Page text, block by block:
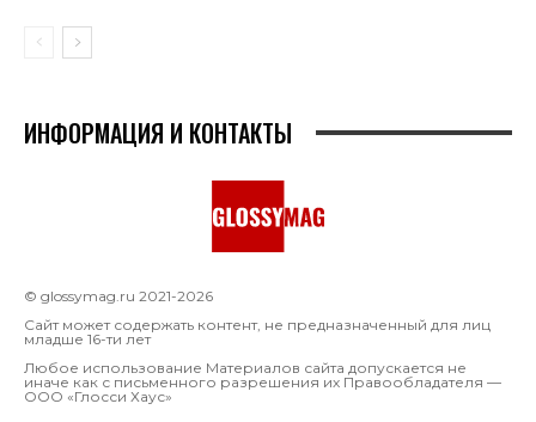
ИНФОРМАЦИЯ И КОНТАКТЫ
© glossymag.ru 2021-2026
Сайт может содержать контент, не предназначенный для лиц
младше 16-ти лет
Любое использование Материалов сайта допускается не
иначе как с письменного разрешения их Правообладателя —
OOO «Глосси Хаус»